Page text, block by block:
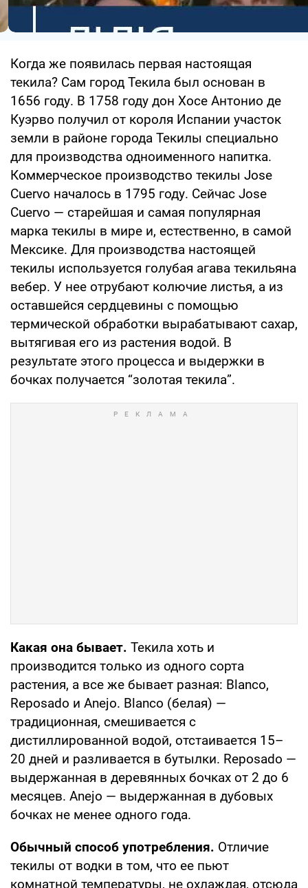
Когда же появилась первая настоящая
текила? Сам город Текила был основан в
1656 году. В 1758 году дон Хосе Антонио де
Куэрво получил от короля Испании участок
земли в районе города Текилы специально
для производства одноименного напитка.
Коммерческое производство текилы Jose
Cuervo началось в 1795 году. Сейчас Jose
Cuervo — старейшая и самая популярная
марка текилы в мире и, естественно, в самой
Мексике. Для производства настоящей
текилы используется голубая агава текильяна
вебер. У нее отрубают колючие листья, а из
оставшейся сердцевины с помощью
термической обработки вырабатывают сахар,
вытягивая его из растения водой. В
результате этого процесса и выдержки в
бочках получается “золотая текила”.
Какая она бывает. Текила хоть и
производится только из одного сорта
растения, а все же бывает разная: Blanco,
Reposado и Anejo. Blanco (белая) —
традиционная, смешивается с
дистиллированной водой, отстаивается 15–
20 дней и разливается в бутылки. Reposado —
выдержанная в деревянных бочках от 2 до 6
месяцев. Anejo — выдержанная в дубовых
бочках не менее одного года.
Обычный способ употребления. Отличие
текилы от водки в том, что ее пьют
комнатной температуры, не охлаждая, отсюда